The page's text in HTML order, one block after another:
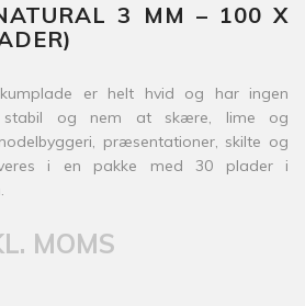
3 MM – 100 X
er helt hvid og har ingen
stabil og nem at skære, lime og
præsentationer, skilte og
i en pakke med 30 plader i
MOMS